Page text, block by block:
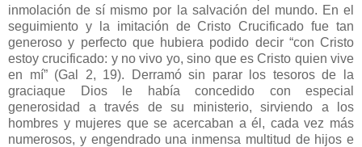
inmolación de sí mismo por la salvación del mundo. En el
seguimiento y la imitación de Cristo Crucificado fue tan
generoso y perfecto que hubiera podido decir “con Cristo
estoy crucificado: y no vivo yo, sino que es Cristo quien vive
en mí” (Gal 2, 19). Derramó sin parar los tesoros de la
graciaque Dios le había concedido con especial
generosidad a través de su ministerio, sirviendo a los
hombres y mujeres que se acercaban a él, cada vez más
numerosos, y engendrado una inmensa multitud de hijos e